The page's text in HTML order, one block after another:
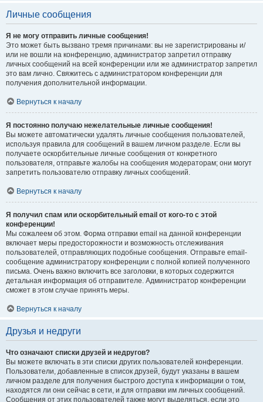
Личные сообщения
Я не могу отправить личные сообщения!
Это может быть вызвано тремя причинами: вы не зарегистрированы и/
или не вошли на конференцию, администратор запретил отправку
личных сообщений на всей конференции или же администратор запретил
это вам лично. Свяжитесь с администратором конференции для
получения дополнительной информации.
Вернуться к началу
Я постоянно получаю нежелательные личные сообщения!
Вы можете автоматически удалять личные сообщения пользователей,
используя правила для сообщений в вашем личном разделе. Если вы
получаете оскорбительные личные сообщения от конкретного
пользователя, отправьте жалобы на сообщения модераторам; они могут
запретить пользователю отправку личных сообщений.
Вернуться к началу
Я получил спам или оскорбительный email от кого-то с этой
конференции!
Мы сожалеем об этом. Форма отправки email на данной конференции
включает меры предосторожности и возможность отслеживания
пользователей, отправляющих подобные сообщения. Отправьте email-
сообщение администратору конференции с полной копией полученного
письма. Очень важно включить все заголовки, в которых содержится
детальная информация об отправителе. Администратор конференции
сможет в этом случае принять меры.
Вернуться к началу
Друзья и недруги
Что означают списки друзей и недругов?
Вы можете включать в эти списки других пользователей конференции.
Пользователи, добавленные в список друзей, будут указаны в вашем
личном разделе для получения быстрого доступа к информации о том,
находятся ли они сейчас в сети, и для отправки им личных сообщений.
Сообщения от этих пользователей также могут выделяться, если это